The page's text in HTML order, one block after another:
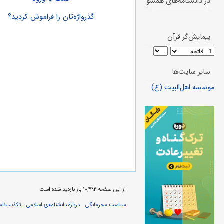
گذرواژه‌تان را فراموش کردید؟
پیمایش‌گر قرآن
سایر سایت‌ها
موسسه اهل‌البیت (ع)
از این صفحه ۱۰,۴۹۲ بار بازدید شده است
سیاست محرمانگی
دربارهٔ دانشنامه‌ی اسلامی